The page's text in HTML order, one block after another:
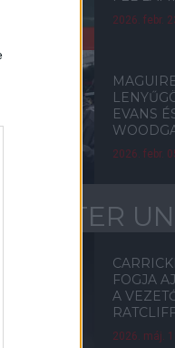
2026. febr.
EVANS
2026. febr.
FOGJA
A
2026. máj.